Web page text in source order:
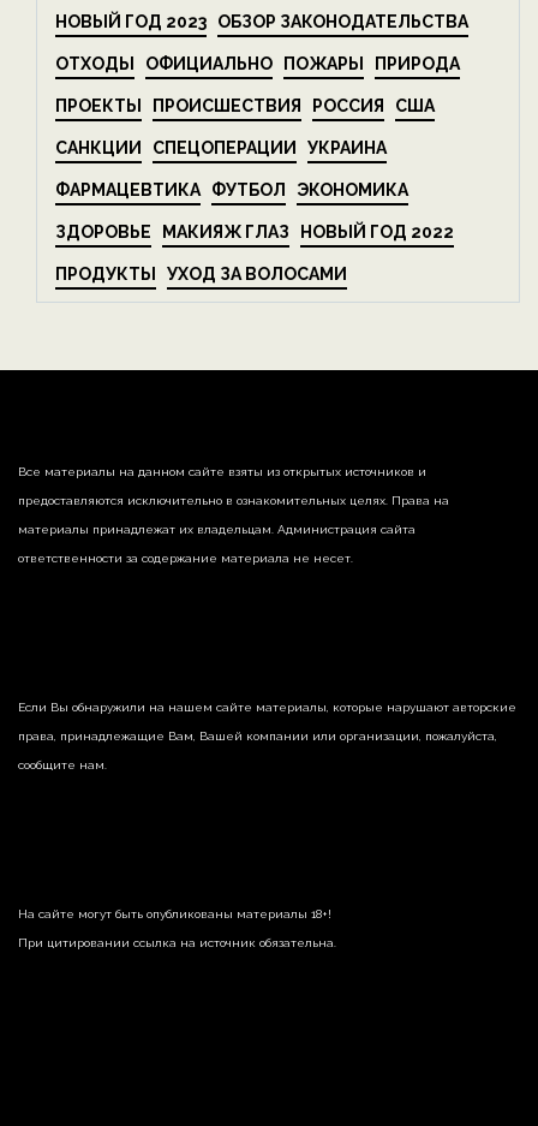
НОВЫЙ ГОД 2023 ОБЗОР ЗАКОНОДАТЕЛЬСТВА
ОТХОДЫ ОФИЦИАЛЬНО ПОЖАРЫ ПРИРОДА
ПРОЕКТЫ ПРОИСШЕСТВИЯ РОССИЯ США
САНКЦИИ СПЕЦОПЕРАЦИИ УКРАИНА
ФАРМАЦЕВТИКА ФУТБОЛ ЭКОНОМИКА
ЗДОРОВЬЕ МАКИЯЖ ГЛАЗ НОВЫЙ ГОД 2022
ПРОДУКТЫ УХОД ЗА ВОЛОСАМИ
Все материалы на данном сайте взяты из открытых источников и
предоставляются исключительно в ознакомительных целях. Права на
материалы принадлежат их владельцам. Администрация сайта
ответственности за содержание материала не несет.
Если Вы обнаружили на нашем сайте материалы, которые нарушают авторские
права, принадлежащие Вам, Вашей компании или организации, пожалуйста,
сообщите нам.
На сайте могут быть опубликованы материалы 18+!
При цитировании ссылка на источник обязательна.